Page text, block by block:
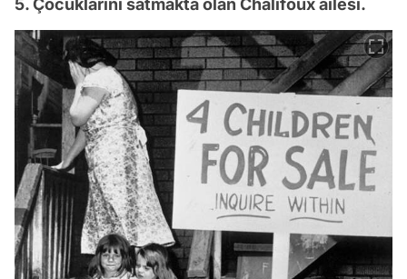
5. Çocuklarını satmakta olan Chalifoux ailesi.